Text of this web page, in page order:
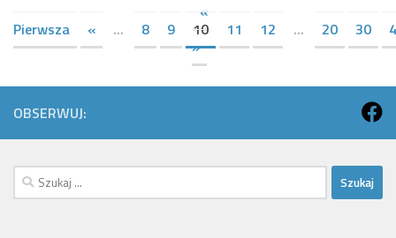
«
Pierwsza
« ... 8 9 10 11 12 ... 20 30
»
OBSERWUJ:
Szukaj: